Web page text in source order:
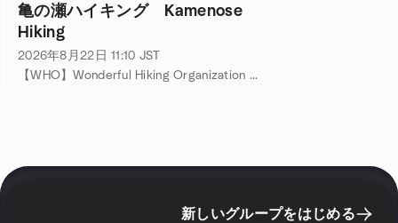
亀の瀬ハイキング Kamenose
Hiking
2026年8月22日 11:10 JST
【WHO】Wonderful Hiking Organization 主催
新しいグループをはじめる